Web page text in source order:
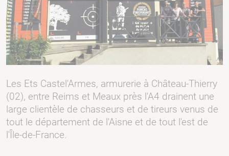
Les Ets Castel'Armes, armurerie à Château-Thierry
(02), entre Reims et Meaux près l'A4 drainent une
large clientèle de chasseurs et de tireurs venus de
tout le département de l'Aisne et de tout l'est de
l'Île-de-France.